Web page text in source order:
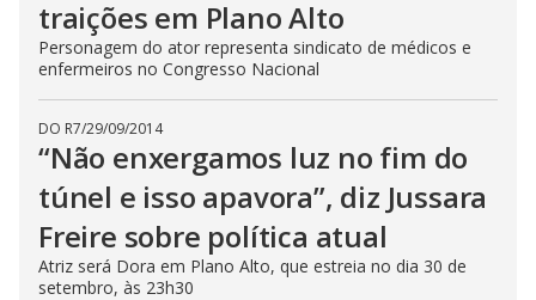
traições em Plano Alto
Personagem do ator representa sindicato de médicos e
enfermeiros no Congresso Nacional
DO R7/29/09/2014
“Não enxergamos luz no fim do
túnel e isso apavora”, diz Jussara
Freire sobre política atual
Atriz será Dora em Plano Alto, que estreia no dia 30 de
setembro, às 23h30